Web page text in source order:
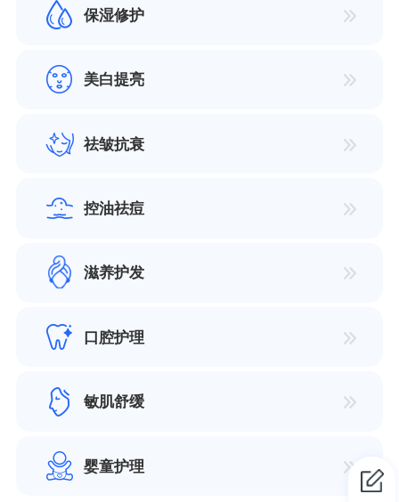
保湿修护
美白提亮
祛皱抗衰
控油祛痘
滋养护发
口腔护理
敏肌舒缓
婴童护理